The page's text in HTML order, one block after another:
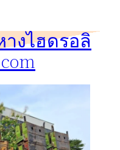
างไฮดรอลิ